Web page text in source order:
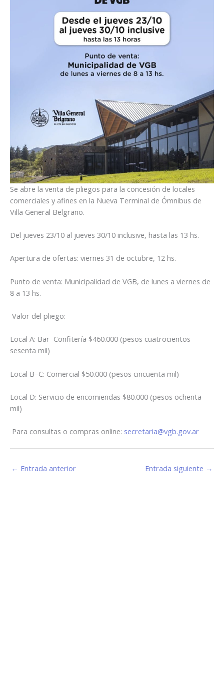
Se abre la venta de pliegos para la concesión de locales
comerciales y afines en la Nueva Terminal de Ómnibus de
Villa General Belgrano.
Del jueves 23/10 al jueves 30/10 inclusive, hasta las 13 hs.
Apertura de ofertas: viernes 31 de octubre, 12 hs.
Punto de venta: Municipalidad de VGB, de lunes a viernes de
8 a 13 hs.
Valor del pliego:
Local A: Bar–Confitería $460.000 (pesos cuatrocientos
sesenta mil)
Local B–C: Comercial $50.000 (pesos cincuenta mil)
Local D: Servicio de encomiendas $80.000 (pesos ochenta
mil)
Para consultas o compras online: secretaria@vgb.gov.ar
← Entrada anterior Entrada siguiente →